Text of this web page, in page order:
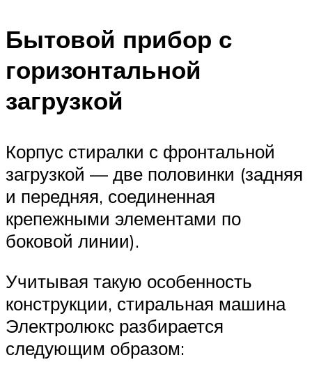
Бытовой прибор с
горизонтальной
загрузкой
Корпус стиралки с фронтальной
загрузкой — две половинки (задняя
и передняя, соединенная
крепежными элементами по
боковой линии).
Учитывая такую особенность
конструкции, стиральная машина
Электролюкс разбирается
следующим образом: